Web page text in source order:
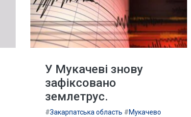
У Мукачеві знову
зафіксовано
землетрус.
#Закарпатська область #Мукачево